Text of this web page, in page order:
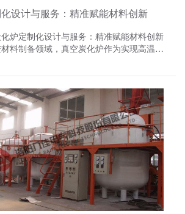
设计与服务：精准赋能材料创新
炉定制化设计与服务：精准赋能材料创新
料制备领域，真空炭化炉作为实现高温热
以满足差异化需求。真空炭化炉厂家洛阳
从工艺适配、技术架构、服务生态三个维
制化解决方案，助力企业构建材料创新的
力。一、定制化需求驱动：从通用设备到
方案1. 工艺参数深度匹配温度场精准控
沥青基碳纤维（需2000℃级梯度升温）
脂基材料（需800℃恒温炭化）的不同需
多区独立控温系统，温度波动控制在
；气氛动态调控：配置质子交换膜
制氢系统与精密流量控制阀，实现H₂/N₂